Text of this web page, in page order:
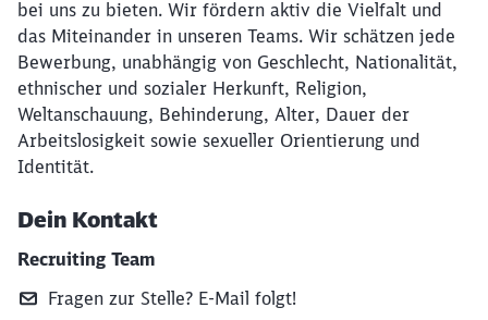
bei uns zu bieten. Wir fördern aktiv die Vielfalt und
das Miteinander in unseren Teams. Wir schätzen jede
Bewerbung, unabhängig von Geschlecht, Nationalität,
ethnischer und sozialer Herkunft, Religion,
Weltanschauung, Behinderung, Alter, Dauer der
Arbeitslosigkeit sowie sexueller Orientierung und
Identität.
Dein Kontakt
Recruiting Team
Fragen zur Stelle? E‑Mail folgt!